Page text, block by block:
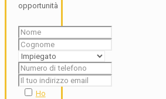
opportunità
Ho